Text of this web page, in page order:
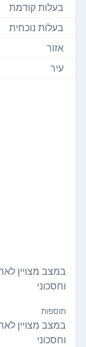
בעלות קודמת
בעלות נוכחית
אזור
עיר
במצב מצויין
וחסכוני
תוספות
במצב מצויין
וחסכוני